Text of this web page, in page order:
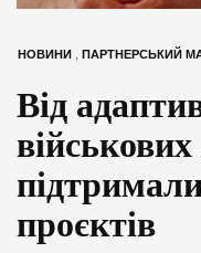
НОВИНИ ПАРТНЕРСЬКИЙ
Від
проєктів